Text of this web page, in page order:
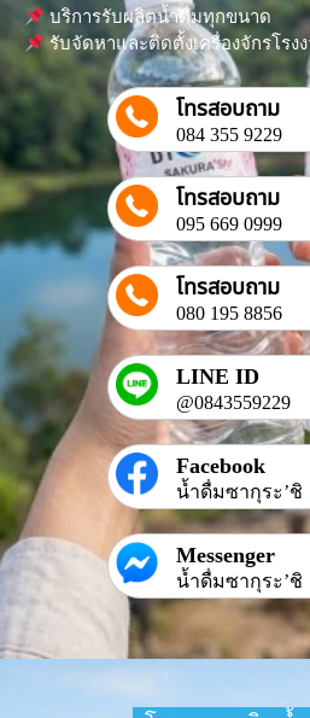
บริการรับผลิตน้ำดื่มทุกขนาด
รับจัดหาและติดตั้งเครื่องจักรโรง
โทรสอบถาม
084 355 9229
โทรสอบถาม
095 669 0999
โทรสอบถาม
080 195 8856
LINE ID
@0843559229
Facebook
น้ำดื่มซากุระ’ชิ
Messenger
น้ำดื่มซากุระ’ชิ